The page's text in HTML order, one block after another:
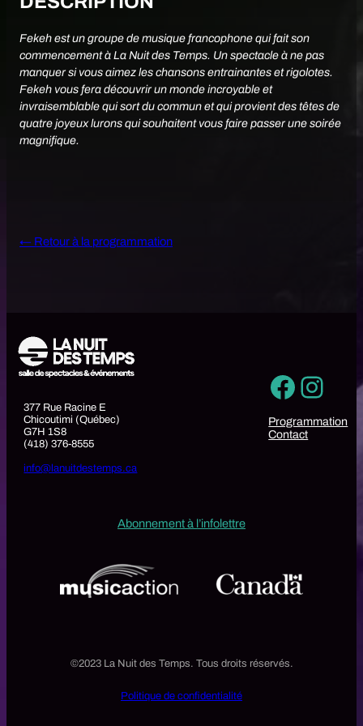
d
e
F
e
k
e
h
Fekeh est un groupe de musique francophone qui fait son
commencement à La Nuit des Temps. Un spectacle à ne pas
manquer si vous aimez les chansons entrainantes et rigolotes.
Fekeh vous fera découvrir un monde incroyable et
invraisemblable qui sort du commun et qui provient des têtes de
quatre joyeux lurons qui souhaitent vous faire passer une soirée
magnifique.
← Retour à la programmation
377 Rue Racine E
Chicoutimi (Québec)
G7H 1S8
(418) 376-8555
info@lanuitdestemps.ca
Programmation
Contact
Abonnement à l’infolettre
©2023 La Nuit des Temps. Tous droits réservés.
Politique de confidentialité